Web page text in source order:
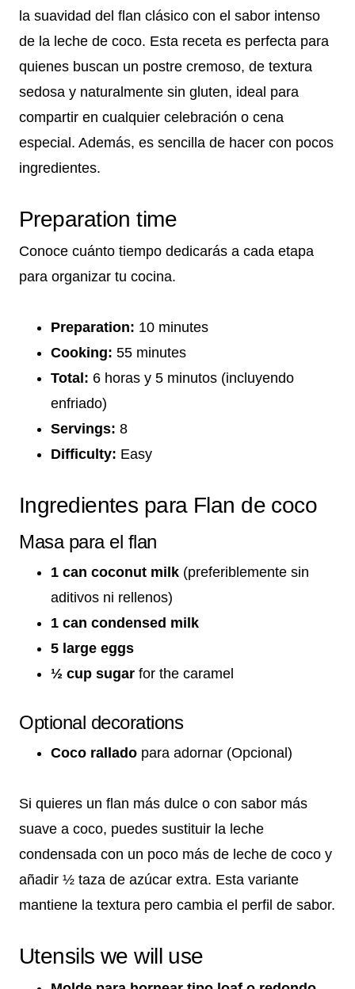
la suavidad del flan clásico con el sabor intenso
de la leche de coco. Esta receta es perfecta para
quienes buscan un postre cremoso, de textura
sedosa y naturalmente sin gluten, ideal para
compartir en cualquier celebración o cena
especial. Además, es sencilla de hacer con pocos
ingredientes.
Preparation time
Conoce cuánto tiempo dedicarás a cada etapa
para organizar tu cocina.
Preparation: 10 minutes
Cooking: 55 minutes
Total: 6 horas y 5 minutos (incluyendo
enfriado)
Servings: 8
Difficulty: Easy
Ingredientes para Flan de coco
Masa para el flan
1 can coconut milk (preferiblemente sin
aditivos ni rellenos)
1 can condensed milk
5 large eggs
½ cup sugar for the caramel
Optional decorations
Coco rallado para adornar (Opcional)
Si quieres un flan más dulce o con sabor más
suave a coco, puedes sustituir la leche
condensada con un poco más de leche de coco y
añadir ½ taza de azúcar extra. Esta variante
mantiene la textura pero cambia el perfil de sabor.
Utensils we will use